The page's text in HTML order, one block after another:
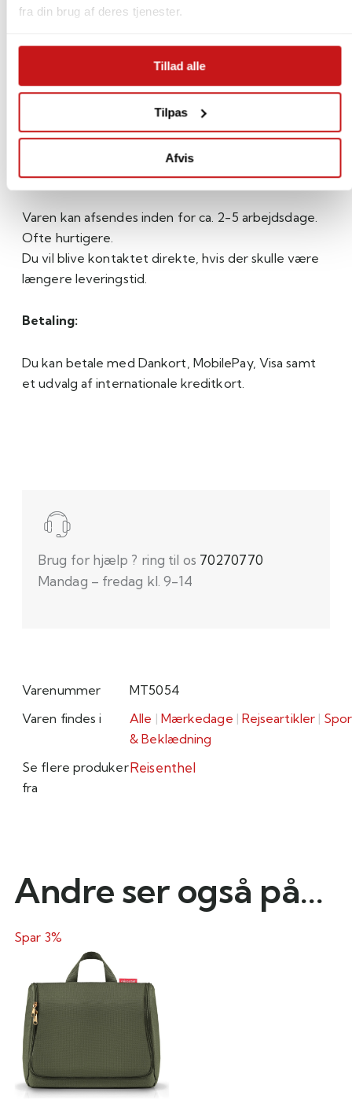
fra din brug af deres tjenester.
Tillad alle
Tilpas
Afvis
af plads – uanset hvor turen går hen.
Betaling, Levering og
Fabrikantinformation
Levering:
Varen kan afsendes inden for ca. 2-5 arbejdsdage.
Ofte hurtigere.
Du vil blive kontaktet direkte, hvis der skulle være
længere leveringstid.
Betaling:
Du kan betale med Dankort, MobilePay, Visa samt
et udvalg af internationale kreditkort.
Brug for hjælp ? ring til os 70270770
Mandag – fredag kl. 9-14
Varenummer
MT5054
Varen findes i
Alle | Mærkedage | Rejseartikler |
& Beklædning
Se flere produker
fra
Reisenthel
Andre ser også på...
Spar 3%